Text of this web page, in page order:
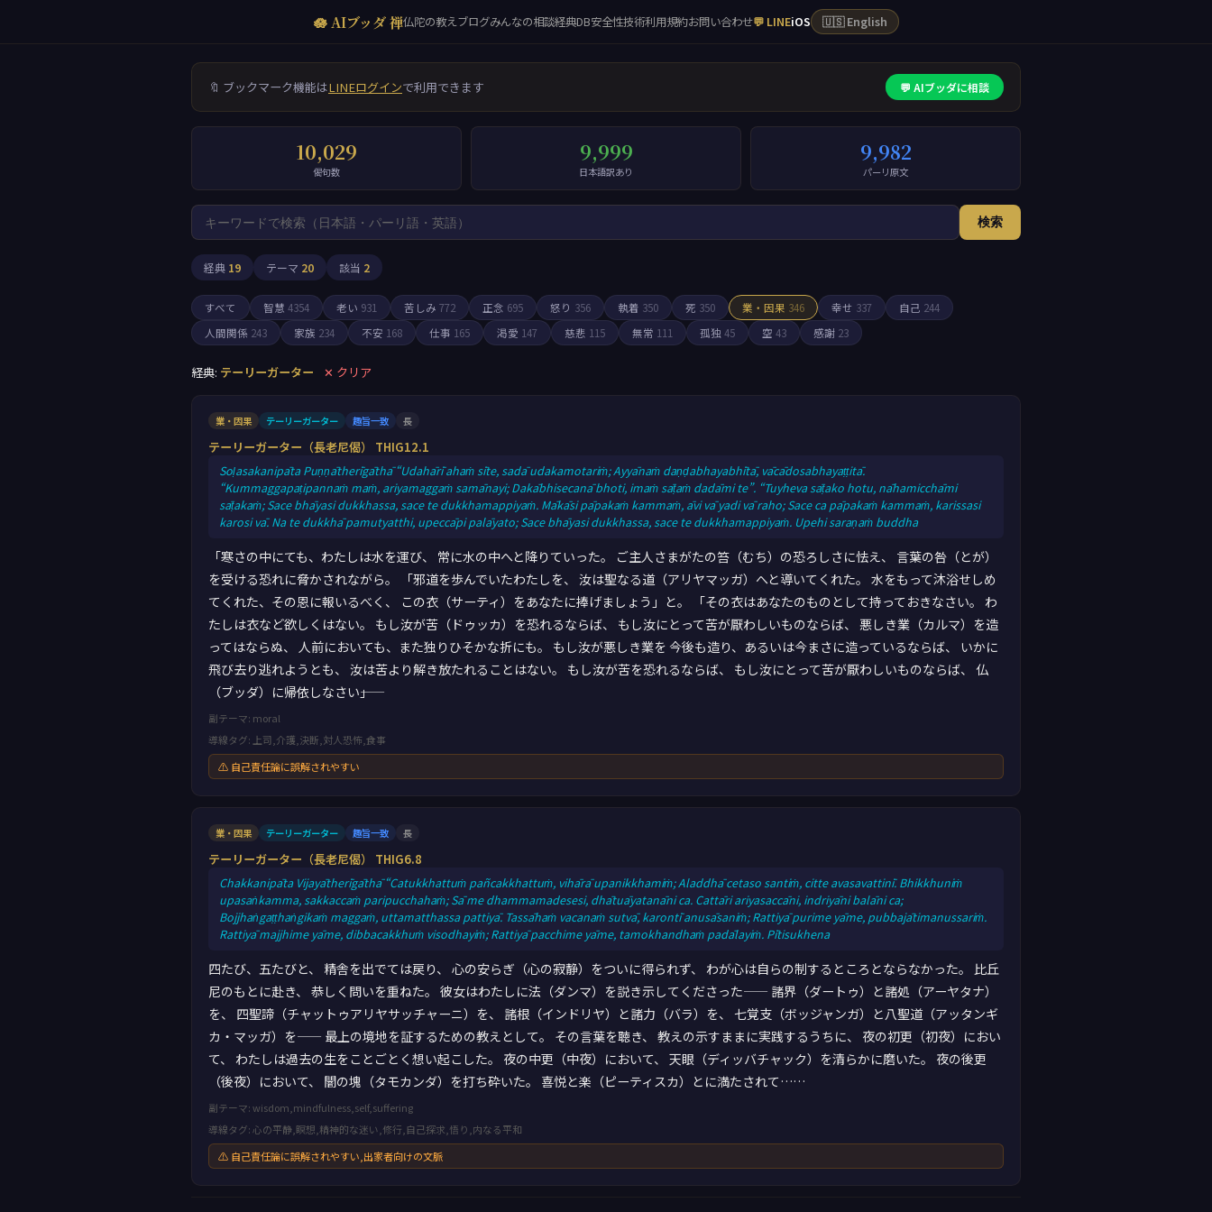
🪷 AIブッダ 禅仏陀の教えブログみんなの相談経典DB安全性技術利用規約お問い合わせ💬 LINEiOS 🇺🇸 English
🔖 ブックマーク機能はLINEログインで利用できます 💬 AIブッダに相談
10,029
偈句数
9,999
日本語訳あり
9,982
パーリ原文
検索
経典 19 テーマ 20 該当 2
すべて 智慧 4354 老い 931 苦しみ 772 正念 695 怒り 356 執着 350 死 350 業・因果 346 幸せ 337 自己 244
人間関係 243 家族 234 不安 168 仕事 165 渇愛 147 慈悲 115 無常 111 孤独 45 空 43 感謝 23
経典: テーリーガーター ✕ クリア
業・因果 テーリーガーター 趣旨一致 長
テーリーガーター（長老尼偈） THIG12.1
Soḷasakanipāta Puṇṇātherīgāthā “Udahārī ahaṁ sīte, sadā udakamotariṁ; Ayyānaṁ daṇḍabhayabhītā, vācādosabhayaṭṭitā.
“Kummaggapaṭipannaṁ maṁ, ariyamaggaṁ samānayi; Dakābhisecanā bhoti, imaṁ sāṭaṁ dadāmi te”. “Tuyheva sāṭako hotu, nāhamicchāmi
sāṭakaṁ; Sace bhāyasi dukkhassa, sace te dukkhamappiyaṁ. Mākāsi pāpakaṁ kammaṁ, āvi vā yadi vā raho; Sace ca pāpakaṁ kammaṁ, karissasi
karosi vā. Na te dukkhā pamutyatthi, upeccāpi palāyato; Sace bhāyasi dukkhassa, sace te dukkhamappiyaṁ. Upehi saraṇaṁ buddha
「寒さの中にても、わたしは水を運び、 常に水の中へと降りていった。 ご主人さまがたの笞（むち）の恐ろしさに怯え、 言葉の咎（とが）
を受ける恐れに脅かされながら。 「邪道を歩んでいたわたしを、 汝は聖なる道（アリヤマッガ）へと導いてくれた。 水をもって沐浴せしめ
てくれた、その恩に報いるべく、 この衣（サーティ）をあなたに捧げましょう」と。 「その衣はあなたのものとして持っておきなさい。 わ
たしは衣など欲しくはない。 もし汝が苦（ドゥッカ）を恐れるならば、 もし汝にとって苦が厭わしいものならば、 悪しき業（カルマ）を造
ってはならぬ、 人前においても、また独りひそかな折にも。 もし汝が悪しき業を 今後も造り、あるいは今まさに造っているならば、 いかに
飛び去り逃れようとも、 汝は苦より解き放たれることはない。 もし汝が苦を恐れるならば、 もし汝にとって苦が厭わしいものならば、 仏
（ブッダ）に帰依しなさい――」
副テーマ: moral
導線タグ: 上司,介護,決断,対人恐怖,食事
⚠ 自己責任論に誤解されやすい
業・因果 テーリーガーター 趣旨一致 長
テーリーガーター（長老尼偈） THIG6.8
Chakkanipāta Vijayātherīgāthā “Catukkhattuṁ pañcakkhattuṁ, vihārā upanikkhamiṁ; Aladdhā cetaso santiṁ, citte avasavattinī. Bhikkhuniṁ
upasaṅkamma, sakkaccaṁ paripucchahaṁ; Sā me dhammamadesesi, dhātuāyatanāni ca. Cattāri ariyasaccāni, indriyāni balāni ca;
Bojjhaṅgaṭṭhaṅgikaṁ maggaṁ, uttamatthassa pattiyā. Tassāhaṁ vacanaṁ sutvā, karontī anusāsaniṁ; Rattiyā purime yāme, pubbajātimanussariṁ.
Rattiyā majjhime yāme, dibbacakkhuṁ visodhayiṁ; Rattiyā pacchime yāme, tamokhandhaṁ padālayiṁ. Pītisukhena
四たび、五たびと、 精舎を出でては戻り、 心の安らぎ（心の寂静）をついに得られず、 わが心は自らの制するところとならなかった。 比丘
尼のもとに赴き、 恭しく問いを重ねた。 彼女はわたしに法（ダンマ）を説き示してくださった—— 諸界（ダートゥ）と諸処（アーヤタナ）
を、 四聖諦（チャットゥアリヤサッチャーニ）を、 諸根（インドリヤ）と諸力（バラ）を、 七覚支（ボッジャンガ）と八聖道（アッタンギ
カ・マッガ）を—— 最上の境地を証するための教えとして。 その言葉を聴き、 教えの示すままに実践するうちに、 夜の初更（初夜）におい
て、 わたしは過去の生をことごとく想い起こした。 夜の中更（中夜）において、 天眼（ディッバチャック）を清らかに磨いた。 夜の後更
（後夜）において、 闇の塊（タモカンダ）を打ち砕いた。 喜悦と楽（ピーティスカ）とに満たされて……
副テーマ: wisdom,mindfulness,self,suffering
導線タグ: 心の平静,瞑想,精神的な迷い,修行,自己探求,悟り,内なる平和
⚠ 自己責任論に誤解されやすい,出家者向けの文脈